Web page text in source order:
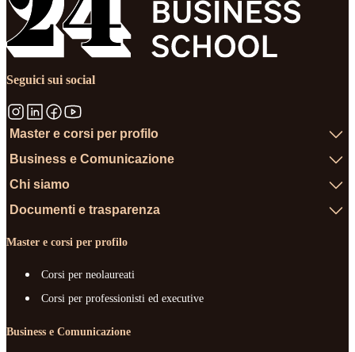
Seguici sui social
Master e corsi per profilo
Business e Comunicazione
Chi siamo
Documenti e trasparenza
Master e corsi per profilo
Corsi per neolaureati
Corsi per professionisti ed executive
Business e Comunicazione